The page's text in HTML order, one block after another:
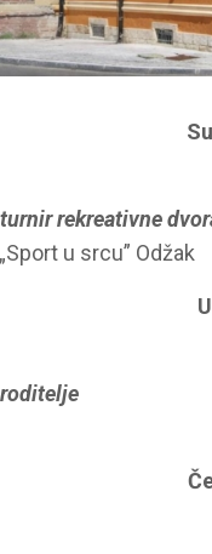
rekreativne
u srcu” Odžak